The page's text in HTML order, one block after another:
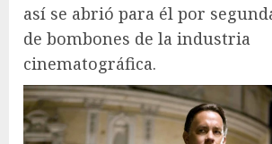
así se abrió para él por
de bombones de la industria
cinematográfica.